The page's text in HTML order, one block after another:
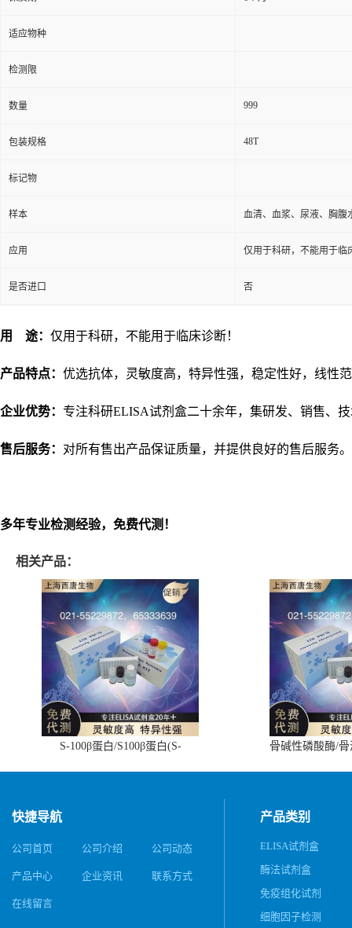
适应物种
检测限
数量 999
包装规格 48T
标记物
样本 血清、血浆、尿液、胸腹
应用 仅用于科研，不能用于临
是否进口 否
用 途： 仅用于科研，不能用于临床诊断！
产品特点： 优选抗体，灵敏度高，特异性强，稳定性好，线性
企业优势： 专注科研ELISA试剂盒二十余年，集研发、销售、
售后服务： 对所有售出产品保证质量，并提供良好的售后服务。
多年专业检测经验，免费代测！
相关产品：
S-100β蛋白/S100β蛋白(S-
骨碱性磷酸酶/
快捷导航
公司首页 公司介绍 公司动态
产品中心 企业资讯 联系方式
在线留言
产品类别
ELISA试剂盒
酶法试剂盒
免疫组化试剂
细胞因子检测